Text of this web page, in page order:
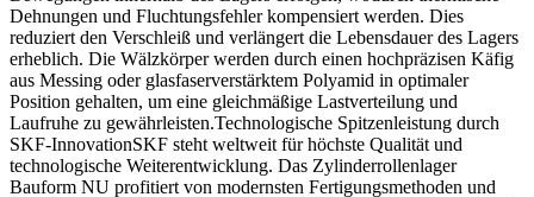
Dehnungen und Fluchtungsfehler kompensiert werden. Dies
reduziert den Verschleiß und verlängert die Lebensdauer des Lagers
erheblich. Die Wälzkörper werden durch einen hochpräzisen Käfig
aus Messing oder glasfaserverstärktem Polyamid in optimaler
Position gehalten, um eine gleichmäßige Lastverteilung und
Laufruhe zu gewährleisten.Technologische Spitzenleistung durch
SKF-InnovationSKF steht weltweit für höchste Qualität und
technologische Weiterentwicklung. Das Zylinderrollenlager
Bauform NU profitiert von modernsten Fertigungsmethoden und